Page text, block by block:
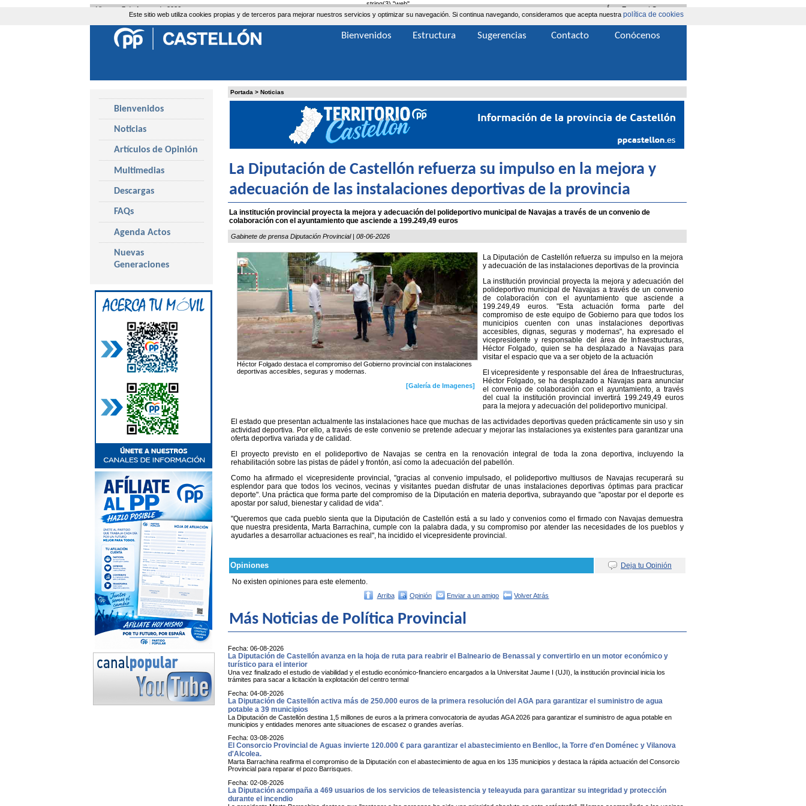
string(3) "web"
Este sitio web utiliza cookies propias y de terceros para mejorar nuestros servicios y optimizar su navegación. Si continua navegando, consideramos que acepta nuestra política de cookies
Portada > Noticias
La Diputación de Castellón refuerza su impulso en la mejora y
adecuación de las instalaciones deportivas de la provincia
La institución provincial proyecta la mejora y adecuación del polideportivo municipal de Navajas a través de un convenio de
colaboración con el ayuntamiento que asciende a 199.249,49 euros
Gabinete de prensa Diputación Provincial | 08-06-2026
Héctor Folgado destaca el compromiso del Gobierno provincial con instalaciones
deportivas accesibles, seguras y modernas.
[Galería de Imagenes]
La Diputación de Castellón refuerza su impulso en la mejora
y adecuación de las instalaciones deportivas de la provincia
La institución provincial proyecta la mejora y adecuación del
polideportivo municipal de Navajas a través de un convenio
de colaboración con el ayuntamiento que asciende a
199.249,49 euros. "Esta actuación forma parte del
compromiso de este equipo de Gobierno para que todos los
municipios cuenten con unas instalaciones deportivas
accesibles, dignas, seguras y modernas", ha expresado el
vicepresidente y responsable del área de Infraestructuras,
Héctor Folgado, quien se ha desplazado a Navajas para
visitar el espacio que va a ser objeto de la actuación
El vicepresidente y responsable del área de Infraestructuras,
Héctor Folgado, se ha desplazado a Navajas para anunciar
el convenio de colaboración con el ayuntamiento, a través
del cual la institución provincial invertirá 199.249,49 euros
para la mejora y adecuación del polideportivo municipal.
El estado que presentan actualmente las instalaciones hace que muchas de las actividades deportivas queden prácticamente sin uso y sin
actividad deportiva. Por ello, a través de este convenio se pretende adecuar y mejorar las instalaciones ya existentes para garantizar una
oferta deportiva variada y de calidad.
El proyecto previsto en el polideportivo de Navajas se centra en la renovación integral de toda la zona deportiva, incluyendo la
rehabilitación sobre las pistas de pádel y frontón, así como la adecuación del pabellón.
Como ha afirmado el vicepresidente provincial, "gracias al convenio impulsado, el polideportivo multiusos de Navajas recuperará su
esplendor para que todos los vecinos, vecinas y visitantes puedan disfrutar de unas instalaciones deportivas óptimas para practicar
deporte". Una práctica que forma parte del compromiso de la Diputación en materia deportiva, subrayando que "apostar por el deporte es
apostar por salud, bienestar y calidad de vida".
"Queremos que cada pueblo sienta que la Diputación de Castellón está a su lado y convenios como el firmado con Navajas demuestra
que nuestra presidenta, Marta Barrachina, cumple con la palabra dada, y su compromiso por atender las necesidades de los pueblos y
ayudarles a desarrollar actuaciones es real", ha incidido el vicepresidente provincial.
Opiniones
Deja tu Opinión
No existen opiniones para este elemento.
Arriba Opinión Enviar a un amigo Volver Atrás
Más Noticias de Política Provincial
Fecha: 06-08-2026
La Diputación de Castellón avanza en la hoja de ruta para reabrir el Balneario de Benassal y convertirlo en un motor económico y
turístico para el interior
Una vez finalizado el estudio de viabilidad y el estudio económico-financiero encargados a la Universitat Jaume I (UJI), la institución provincial inicia los
trámites para sacar a licitación la explotación del centro termal
Fecha: 04-08-2026
La Diputación de Castellón activa más de 250.000 euros de la primera resolución del AGA para garantizar el suministro de agua
potable a 39 municipios
La Diputación de Castellón destina 1,5 millones de euros a la primera convocatoria de ayudas AGA 2026 para garantizar el suministro de agua potable en
municipios y entidades menores ante situaciones de escasez o grandes averías.
Fecha: 03-08-2026
El Consorcio Provincial de Aguas invierte 120.000 € para garantizar el abastecimiento en Benlloc, la Torre d'en Doménec y Vilanova
d'Alcolea.
Marta Barrachina reafirma el compromiso de la Diputación con el abastecimiento de agua en los 135 municipios y destaca la rápida actuación del Consorcio
Provincial para reparar el pozo Barrisques.
Fecha: 02-08-2026
La Diputación acompaña a 469 usuarios de los servicios de teleasistencia y teleayuda para garantizar su integridad y protección
durante el incendio
Bienvenidos
Noticias
Artículos de Opinión
Multimedias
Descargas
FAQs
Agenda Actos
Nuevas
Generaciones
Viernes, 7 de Agosto de 2026 |Contacta
Área Extranet
Bienvenidos Estructura Sugerencias Contacto Conócenos